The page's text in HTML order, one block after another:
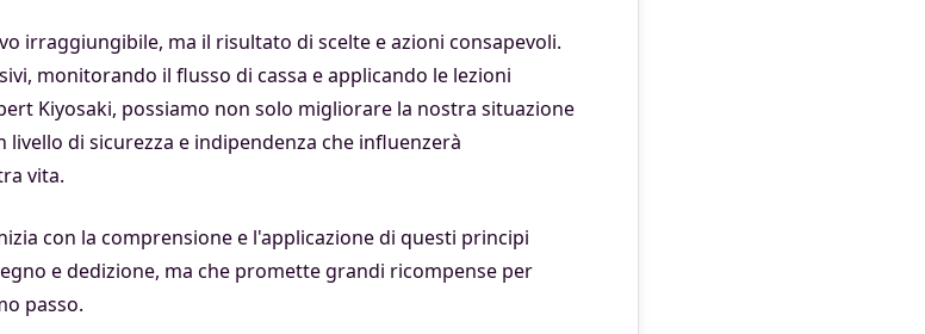
irraggiungibile, ma il risultato di scelte e azioni consapevoli.
monitorando il flusso di cassa e applicando le lezioni
Kiyosaki, possiamo non solo migliorare la nostra situazione
di sicurezza e indipendenza che influenzerà
vita.
con la comprensione e l'applicazione di questi principi
e dedizione, ma che promette grandi ricompense per
passo.